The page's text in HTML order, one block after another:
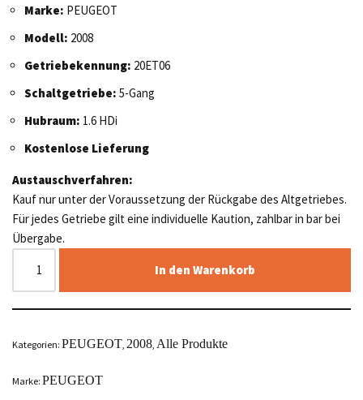
Marke: PEUGEOT
Modell: 2008
Getriebekennung: 20ET06
Schaltgetriebe: 5-Gang
Hubraum: 1.6 HDi
Kostenlose Lieferung
Austauschverfahren:
Kauf nur unter der Voraussetzung der Rückgabe des Altgetriebes.
Für jedes Getriebe gilt eine individuelle Kaution, zahlbar in bar bei
Übergabe.
In den Warenkorb
Kategorien: PEUGEOT 2008 Alle Produkte
Marke: PEUGEOT